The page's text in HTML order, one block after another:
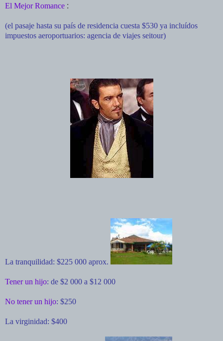
El Mejor Romance :
(el pasaje hasta su paí­s de residencia cuesta $530 ya incluí­dos
impuestos aeroportuarios: agencia de viajes seitour)
La tranquilidad: $225 000 aprox.
Tener un hijo: de $2 000 a $12 000
No tener un hijo: $250
La virginidad: $400